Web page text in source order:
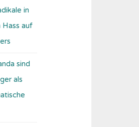
in
Hass auf
sind
als